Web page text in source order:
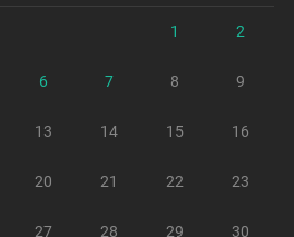
1 2
6 7 8 9
13 14 15 16
20 21 22 23
27 28 29 30